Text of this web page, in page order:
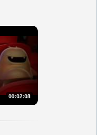
00:02:08